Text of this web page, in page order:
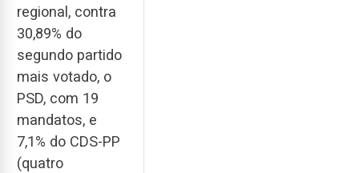
regional, contra
30,89% do
segundo partido
mais votado, o
PSD, com 19
mandatos, e
7,1% do CDS-PP
(quatro